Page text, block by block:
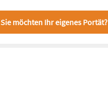
Sie möchten Ihr eigenes Portät?